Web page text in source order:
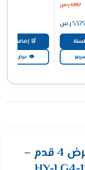
6182ر.س
5375ر.س
🛒 إضافة للسلة
👁 عرض سريع
ثلاجة تبريد هيونداي عرض 4 قدم –